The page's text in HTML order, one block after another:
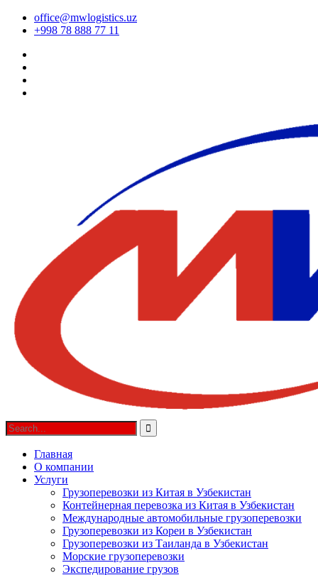
office@mwlogistics.uz
+998 78 888 77 11
Главная
О компании
Услуги
Грузоперевозки из Китая в Узбекистан
Контейнерная перевозка из Китая в Узбекистан
Международные автомобильные грузоперевозки
Грузоперевозки из Кореи в Узбекистан
Грузоперевозки из Таиланда в Узбекистан
Морские грузоперевозки
Экспедирование грузов